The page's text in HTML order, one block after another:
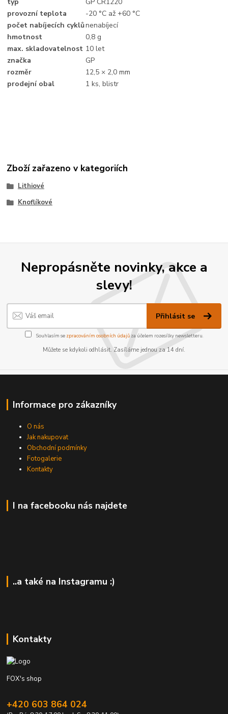
provozní teplota
-20 °C až +60 °C
počet nabíjecích cyklůnenabíjecí
hmotnost
0,8 g
max. skladovatelnost 10 let
značka
GP
rozměr
12,5 × 2,0 mm
prodejní obal
1 ks, blistr
Zboží zařazeno v kategoriích
Lithiové
Knoflíkové
Nepropásněte novinky, akce a
slevy!
Přihlásit se
Souhlasím se zpracováním osobních údajůza účelem rozesílky newsletteru.
Můžete se kdykoli odhlásit. Zasíláme jednou za 14 dní.
Informace pro zákazníky
O nás
Jak nakupovat
Obchodní podmínky
Fotogalerie
Kontakty
I na facebooku nás najdete
..a také na Instagramu :)
Kontakty
FOX's shop
+420 603 864 024